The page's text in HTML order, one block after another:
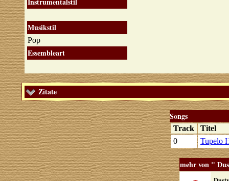
Musikstil
Pop
Essembleart
Zitate
Songs
Track
Titel
0
Tupelo
mehr von "